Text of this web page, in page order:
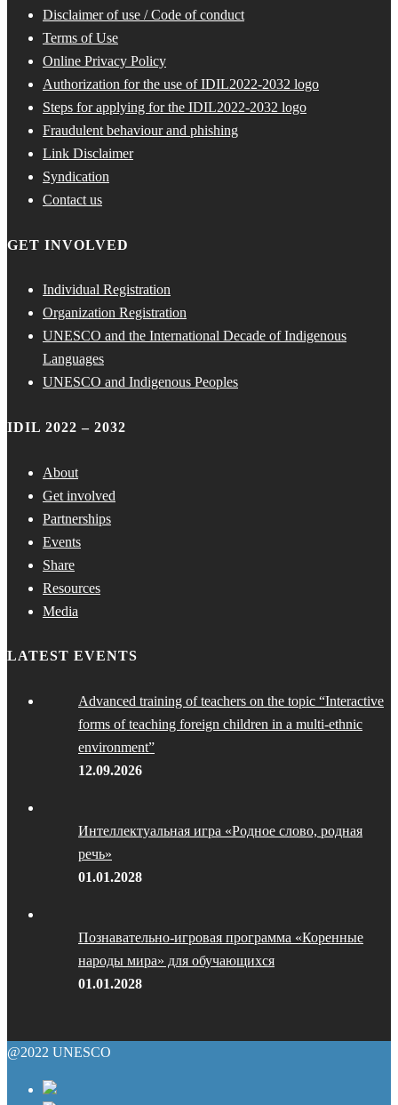
Disclaimer of use / Code of conduct
Terms of Use
Online Privacy Policy
Authorization for the use of IDIL2022-2032 logo
Steps for applying for the IDIL2022-2032 logo
Fraudulent behaviour and phishing
Link Disclaimer
Syndication
Contact us
GET INVOLVED
Individual Registration
Organization Registration
UNESCO and the International Decade of Indigenous
Languages
UNESCO and Indigenous Peoples
IDIL 2022 – 2032
About
Get involved
Partnerships
Events
Share
Resources
Media
LATEST EVENTS
Advanced training of teachers on the topic “Interactive
forms of teaching foreign children in a multi-ethnic
environment”
12.09.2026
Интеллектуальная игра «Родное слово, родная
речь»
01.01.2028
Познавательно-игровая программа «Коренные
народы мира» для обучающихся
01.01.2028
@2022 UNESCO